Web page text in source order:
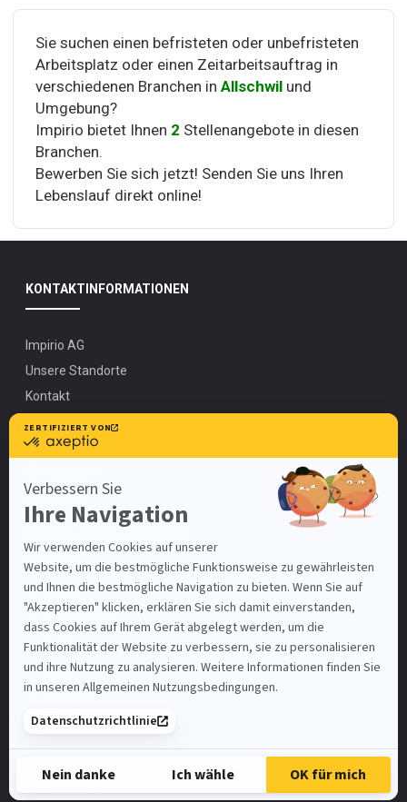
Sie suchen einen befristeten oder unbefristeten
Arbeitsplatz oder einen Zeitarbeitsauftrag in
verschiedenen Branchen in Allschwil und
Umgebung?
Impirio bietet Ihnen 2 Stellenangebote in diesen
Branchen.
Bewerben Sie sich jetzt! Senden Sie uns Ihren
Lebenslauf direkt online!
KONTAKTINFORMATIONEN
Impirio AG
Unsere Standorte
Kontakt
info@impirio.ch
Facebook
Linkedin
Zürich
Basel-Stadt
Bern
Luzern
St. Gallen
Mein Benutzerkonto
Nutzungsbedingungen
SAMSIC-EMPLOI.CH
SAMSIC.FR